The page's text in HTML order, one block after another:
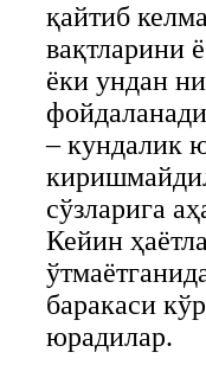
қайтиб
вақтларини
ёки ундан
– кундалик
сўзларига
Кейин
баракаси
юрадилар.